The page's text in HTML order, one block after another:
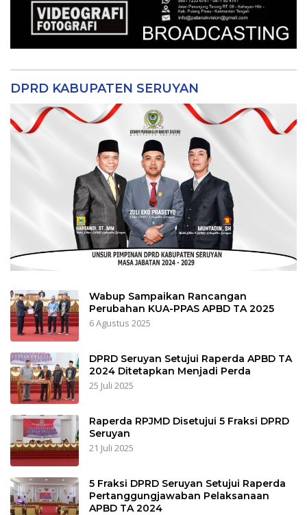
DPRD KABUPATEN SERUYAN
Wabup Sampaikan Rancangan
Perubahan KUA-PPAS APBD TA 2025
6 Agustus 2025
DPRD Seruyan Setujui Raperda APBD TA
2024 Ditetapkan Menjadi Perda
25 Juli 2025
Raperda RPJMD Disetujui 5 Fraksi DPRD
Seruyan
21 Juli 2025
5 Fraksi DPRD Seruyan Setujui Raperda
Pertanggungjawaban Pelaksanaan
APBD TA 2024